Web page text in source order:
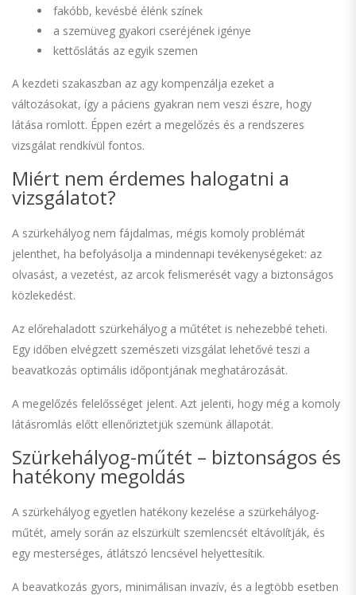
fakóbb, kevésbé élénk színek
a szemüveg gyakori cseréjének igénye
kettőslátás az egyik szemen
A kezdeti szakaszban az agy kompenzálja ezeket a
változásokat, így a páciens gyakran nem veszi észre, hogy
látása romlott. Éppen ezért a megelőzés és a rendszeres
vizsgálat rendkívül fontos.
Miért nem érdemes halogatni a
vizsgálatot?
A szürkehályog nem fájdalmas, mégis komoly problémát
jelenthet, ha befolyásolja a mindennapi tevékenységeket: az
olvasást, a vezetést, az arcok felismerését vagy a biztonságos
közlekedést.
Az előrehaladott szürkehályog a műtétet is nehezebbé teheti.
Egy időben elvégzett szemészeti vizsgálat lehetővé teszi a
beavatkozás optimális időpontjának meghatározását.
A megelőzés felelősséget jelent. Azt jelenti, hogy még a komoly
látásromlás előtt ellenőriztetjük szemünk állapotát.
Szürkehályog-műtét – biztonságos és
hatékony megoldás
A szürkehályog egyetlen hatékony kezelése a szürkehályog-
műtét, amely során az elszürkült szemlencsét eltávolítják, és
egy mesterséges, átlátszó lencsével helyettesítik.
A beavatkozás gyors, minimálisan invazív, és a legtöbb esetben